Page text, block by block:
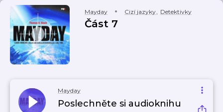
Mayday Cizí jazyky, Detektivky
Část 7
Mayday
Poslechněte si audioknihu